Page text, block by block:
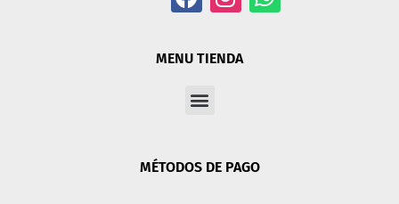
F
c
b
k
I
s
a
W
MENU TIENDA
Menu
MÉTODOS DE PAGO